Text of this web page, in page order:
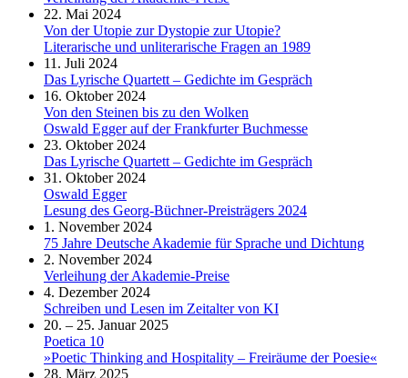
22. Mai 2024
Von der Utopie zur Dystopie zur Utopie?
Literarische und unliterarische Fragen an 1989
11. Juli 2024
Das Lyrische Quartett – Gedichte im Gespräch
16. Oktober 2024
Von den Steinen bis zu den Wolken
Oswald Egger auf der Frankfurter Buchmesse
23. Oktober 2024
Das Lyrische Quartett – Gedichte im Gespräch
31. Oktober 2024
Oswald Egger
Lesung des Georg-Büchner-Preisträgers 2024
1. November 2024
75 Jahre Deutsche Akademie für Sprache und Dichtung
2. November 2024
Verleihung der Akademie-Preise
4. Dezember 2024
Schreiben und Lesen im Zeitalter von KI
20. – 25. Januar 2025
Poetica 10
»Poetic Thinking and Hospitality – Freiräume der Poesie«
28. März 2025